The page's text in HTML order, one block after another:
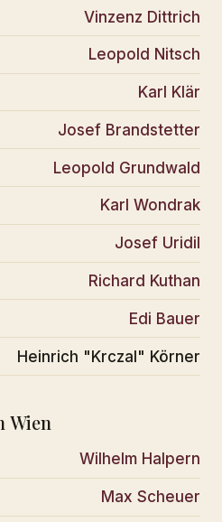
Vinzenz Dittrich
Leopold Nitsch
Karl Klär
Josef Brandstetter
Leopold Grundwald
Karl Wondrak
Josef Uridil
Richard Kuthan
Edi Bauer
Heinrich "Krczal" Körner
Wien
Wilhelm Halpern
Max Scheuer